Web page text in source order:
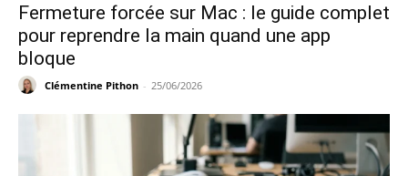
Fermeture forcée sur Mac : le guide complet
pour reprendre la main quand une app
bloque
Clémentine Pithon - 25/06/2026